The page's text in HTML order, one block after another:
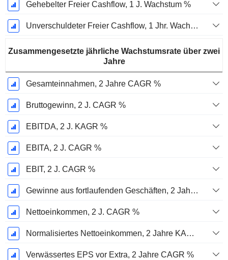
Gehebelter Freier Cashflow, 1 J. Wachstum %
Unverschuldeter Freier Cashflow, 1 Jhr. Wachstum %
Zusammengesetzte jährliche Wachstumsrate über zwei
Jahre
Gesamteinnahmen, 2 Jahre CAGR %
Bruttogewinn, 2 J. CAGR %
EBITDA, 2 J. KAGR %
EBITA, 2 J. CAGR %
EBIT, 2 J. CAGR %
Gewinne aus fortlaufenden Geschäften, 2 Jahre. CAGR %
Nettoeinkommen, 2 J. CAGR %
Normalisiertes Nettoeinkommen, 2 Jahre KAGR %
Verwässertes EPS vor Extra, 2 Jahre CAGR %